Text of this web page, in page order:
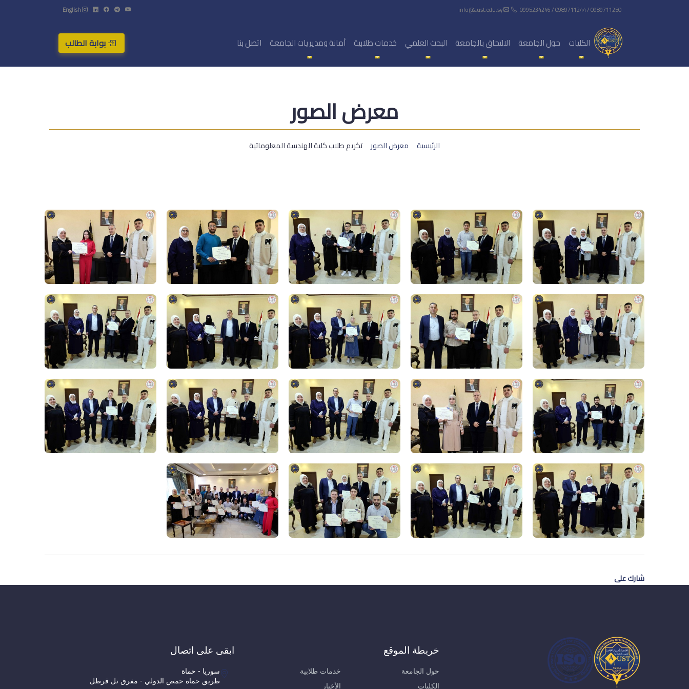
0995234246 / 0989711244 / 0989711250
English
الكليات حول الجامعة الالتحاق بالجامعة البحث العلمي خدمات طلابية أمانة ومديريات الجامعة اتصل بنا بوابة الطالب
معرض الصور
الرئيسية معرض الصور تكريم طلاب كلية الهندسة المعلوماتية
شارك على
خريطة الموقع
حول الجامعة
الكليات
خدمات طلابية
الأخبار
ابقى على اتصال
سوريا - حماة
طريق حماة حمص الدولي - مفرق تل قرطل